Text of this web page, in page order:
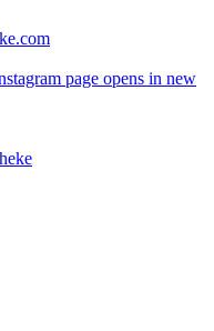
page opens in new